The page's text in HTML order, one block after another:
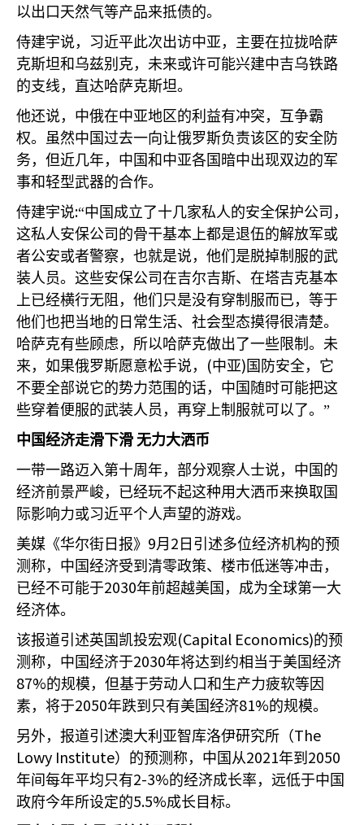
以出口天然气等产品来抵债的。
侍建宇说，习近平此次出访中亚，主要在拉拢哈萨
克斯坦和乌兹别克，未来或许可能兴建中吉乌铁路
的支线，直达哈萨克斯坦。
他还说，中俄在中亚地区的利益有冲突，互争霸
权。虽然中国过去一向让俄罗斯负责该区的安全防
务，但近几年，中国和中亚各国暗中出现双边的军
事和轻型武器的合作。
侍建宇说:“中国成立了十几家私人的安全保护公司，
这私人安保公司的骨干基本上都是退伍的解放军或
者公安或者警察，也就是说，他们是脱掉制服的武
装人员。这些安保公司在吉尔吉斯、在塔吉克基本
上已经横行无阻，他们只是没有穿制服而已，等于
他们也把当地的日常生活、社会型态摸得很清楚。
哈萨克有些顾虑，所以哈萨克做出了一些限制。未
来，如果俄罗斯愿意松手说， (中亚) 国防安全，它
不要全部说它的势力范围的话，中国随时可能把这
些穿着便服的武装人员，再穿上制服就可以了。”
中国经济走滑下滑 无力大洒币
一带一路迈入第十周年，部分观察人士说，中国的
经济前景严峻，已经玩不起这种用大洒币来换取国
际影响力或习近平个人声望的游戏。
美媒《华尔街日报》 9月 2 日引述多位经济机构的预
测称，中国经济受到清零政策、楼市低迷等冲击，
已经不可能于2030年前超越美国，成为全球第一大
经济体。
该报道引述英国凯投宏观(Capital Economics)的预
测称，中国经济于2030年将达到约相当于美国经济
87%的规模，但基于劳动人口和生产力疲软等因
素，将于2050年跌到只有美国经济81%的规模。
另外，报道引述澳大利亚智库洛伊研究所（The
Lowy Institute）的预测称，中国从2021年到 2050
年间每年平均只有2-3%的经济成长率，远低于中国
政府今年所设定的5.5%成长目标。